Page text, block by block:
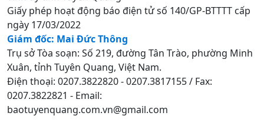
Giấy phép hoạt động báo điện tử số 140/GP-BTTTT cấp
ngày 17/03/2022
Giám đốc: Mai Đức Thông
Trụ sở Tòa soạn: Số 219, đường Tân Trào, phường Minh
Xuân, tỉnh Tuyên Quang, Việt Nam.
Điện thoại: 0207.3822820 - 0207.3817155 / Fax:
0207.3822821 - Email:
baotuyenquang.com.vn@gmail.com